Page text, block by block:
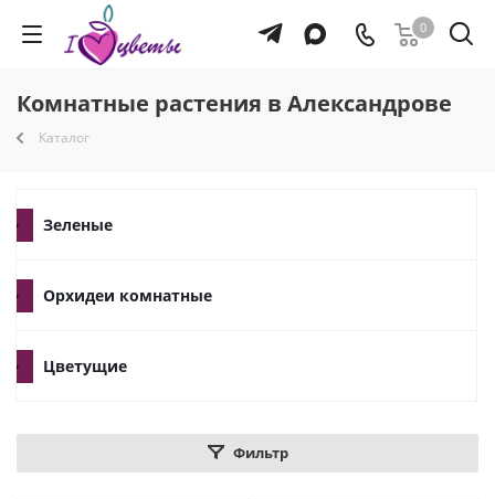
0
Комнатные растения в Александрове
Каталог
Зеленые
Орхидеи комнатные
Цветущие
Фильтр